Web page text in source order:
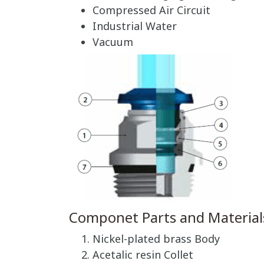
Compressed Air Circuit
Industrial Water
Vacuum
Componet Parts and
Nickel-plated brass Body
Acetalic resin Collet